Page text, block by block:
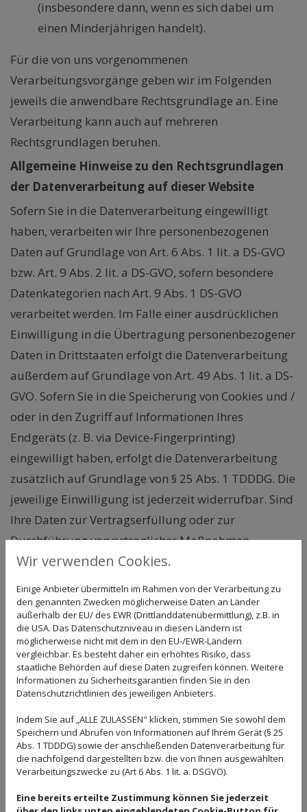
(insbesondere dann, wenn es sich dabei um
einen Minderjährigen handelt).
Für die von uns vorgenommenen
Verarbeitungsvorgänge geben wir im Folgenden
jeweils die anwendbare Rechtsgrundlage an. Eine
Verarbeitung kann auch auf mehreren
Rechtsgrundlagen beruhen.
Allgemeine Hinweise zu den Rechtsgrundlagen
der Datenverarbeitung auf dieser Website
Sofern Sie in die Datenverarbeitung eingewilligt
haben, verarbeiten wir Ihre personenbezogenen
Daten auf Grundlage von Art. 6 Abs. 1 lit. a DS-GVO
bzw. Art. 9 Abs. 2 lit. a DS-GVO, sofern besondere
Datenkategorien nach Art. 9 Abs. 1 DS-GVO
verarbeitet werden. Im Falle einer ausdrücklichen
Einwilligung in die Übertragung personenbezogener
Daten in Drittstaaten erfolgt die Datenverarbeitung
außerdem auf Grundlage von Art. 49 Abs. 1 lit. a DS-
GVO. Sofern Sie in die Speicherung von Cookies und /
oder in den Zugriff auf Informationen Ihres
Endgeräts (z. B. via Device-Fingerprinting)
eingewilligt haben, erfolgt die Datenverarbeitung
zusätzlich auf Grundlage von § 25 Abs. 1 TDDDG. Die
jeweilige Einwilligung ist jederzeit widerrufbar. Sind
Ihre Daten zur Vertragserfüllung oder zur
Durchführung vorvertraglicher Maßnahmen
erforderlich, verarbeiten wir Ihre Daten auf
Grundlage des Art. 6 Abs. 1 lit. b DS-GVO. Des
Weiteren verarbeiten wir Ihre Daten, sofern diese zur
Erfüllung einer rechtlichen Verpflichtung
erforderlich sind, auf Grundlage von Art. 6 Abs. 1 lit.
c DS-GVO. Die Datenverarbeitung kann ferner auf
Grundlage unseres berechtigten Interesses nach Art.
Einzelfall einschlägigen Rechtsgrundlagen wird in
den folgenden Absätzen dieser
Datenschutzerklärung informiert.
Datenlöschung und Speicherdauer
Wir verwenden Cookies.
Einige Anbieter übermitteln im Rahmen von der Verarbeitung zu
den genannten Zwecken möglicherweise Daten an Länder
außerhalb der EU/ des EWR (Drittlanddatenübermittlung), z.B. in
die USA. Das Datenschutzniveau in diesen Ländern ist
möglicherweise nicht mit dem in den EU-/EWR-Ländern
vergleichbar. Es besteht daher ein erhöhtes Risiko, dass
staatliche Behörden auf diese Daten zugreifen können. Weitere
Informationen zu Sicherheitsgarantien finden Sie in den
Datenschutzrichtlinien des jeweiligen Anbieters.
Indem Sie auf „ALLE ZULASSEN" klicken, stimmen Sie sowohl dem
Speichern und Abrufen von Informationen auf Ihrem Gerät (§ 25
Abs. 1 TDDDG) sowie der anschließenden Datenverarbeitung für
die nachfolgend dargestellten bzw. die von Ihnen ausgewählten
Verarbeitungszwecke zu (Art 6 Abs. 1 lit. a. DSGVO).
Eine bereits erteilte Zustimmung können Sie jederzeit